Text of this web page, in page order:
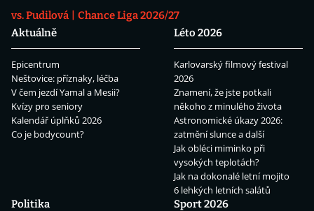
vs. Pudilová
Chance Liga 2026/27
Aktuálně
Epicentrum
Neštovice: příznaky, léčba
V čem jezdí Yamal a Mesii?
Kvízy pro seniory
Kalendář úplňků 2026
Co je bodycount?
Léto 2026
Karlovarský filmový festival
2026
Znamení, že jste potkali
někoho z minulého života
Astronomické úkazy 2026:
zatmění slunce a další
Jak obléci miminko při
vysokých teplotách?
Jak na dokonalé letní mojito
6 lehkých letních salátů
Politika
Sport 2026